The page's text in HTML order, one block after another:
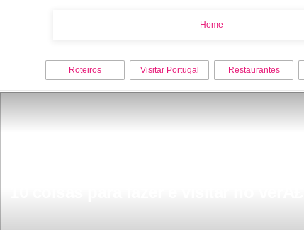
Home
Roteiros Visitar Portugal Restaurantes